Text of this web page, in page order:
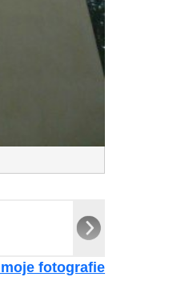
fotografie